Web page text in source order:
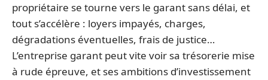
propriétaire se tourne vers le garant sans délai, et
tout s’accélère : loyers impayés, charges,
dégradations éventuelles, frais de justice…
L’entreprise garant peut vite voir sa trésorerie mise
à rude épreuve, et ses ambitions d’investissement